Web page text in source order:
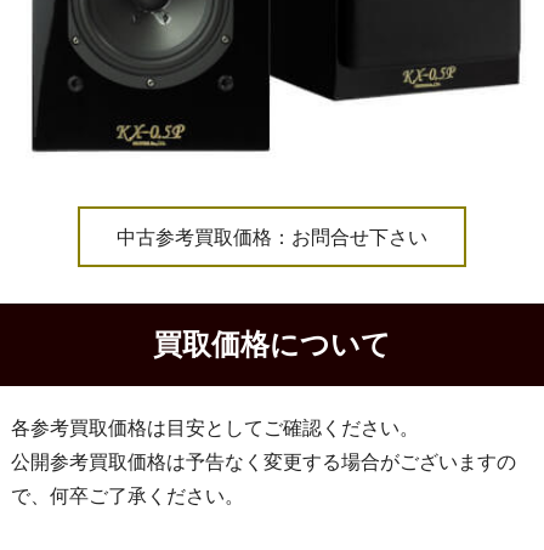
中古参考買取価格：お問合せ下さい
買取価格について
各参考買取価格は目安としてご確認ください。
公開参考買取価格は予告なく変更する場合がございますの
で、何卒ご了承ください。